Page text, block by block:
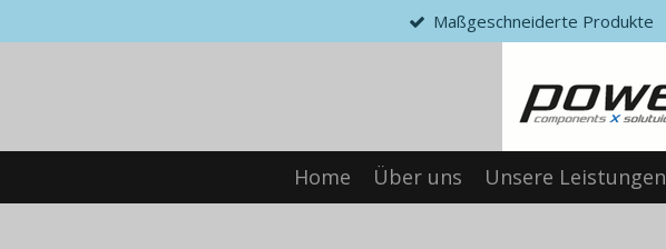
Hauptinhalt
Maßgeschneiderte Produkte
Home Über uns Unsere Leistungen